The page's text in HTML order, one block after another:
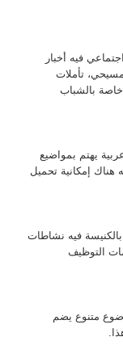
فيه أخبار
مسيحي، تأملات
خاصة بالشباب
يهتم بمواضيع
هناك إمكانية تحميل
فيه نشاطات
التوظيف
أقباط مصر: يحتوي على 30000 موضوع متنوع يضم